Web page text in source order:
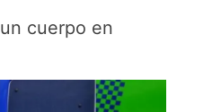
cuerpo en